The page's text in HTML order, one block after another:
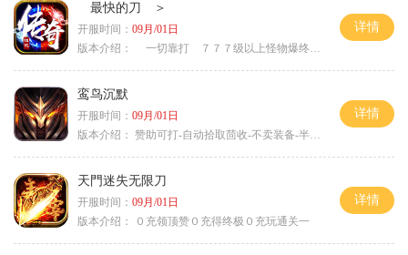
最快的刀 ＞
开服时间： 09月/01日
版本介绍：
一切靠打 ７７７级以上怪物爆终极 ＞
详情
鸾鸟沉默
开服时间： 09月/01日
版本介绍： 赞助可打-自动拾取茴收-不卖装备-半公益服
详情
天門迷失无限刀
开服时间： 09月/01日
版本介绍：
０充领顶赞０充得终极０充玩通关一
详情